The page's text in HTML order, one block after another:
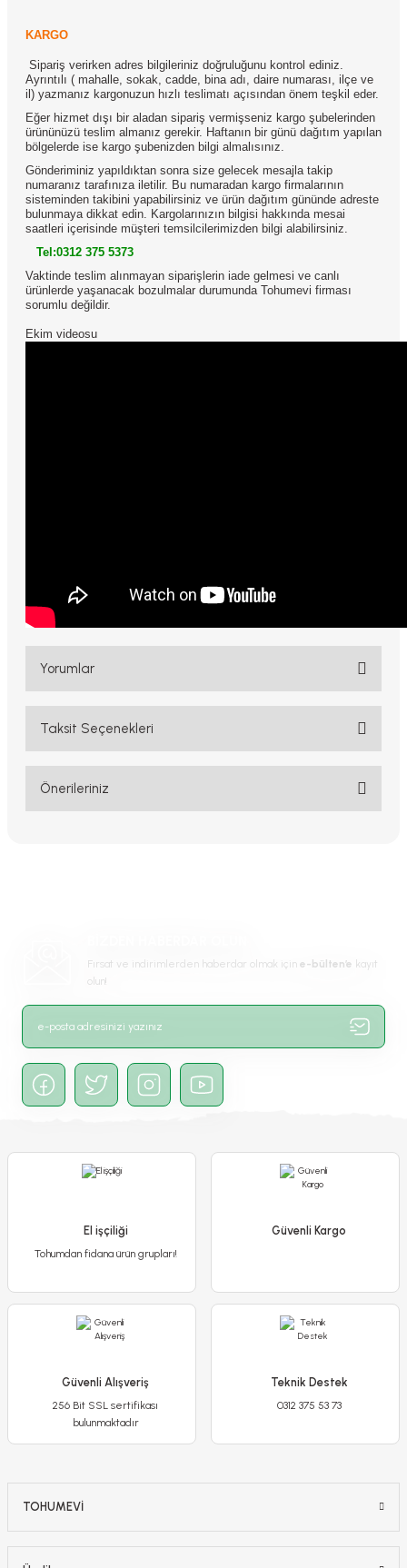
KARGO
Sipariş verirken adres bilgileriniz doğruluğunu kontrol ediniz.
Ayrıntılı ( mahalle, sokak, cadde, bina adı, daire numarası, ilçe ve
il) yazmanız kargonuzun hızlı teslimatı açısından önem teşkil eder.
Eğer hizmet dışı bir aladan sipariş vermişseniz kargo şubelerinden
ürününüzü teslim almanız gerekir. Haftanın bir günü dağıtım yapılan
bölgelerde ise kargo şubenizden bilgi almalısınız.
Gönderiminiz yapıldıktan sonra size gelecek mesajla takip
numaranız tarafınıza iletilir. Bu numaradan kargo firmalarının
sisteminden takibini yapabilirsiniz ve ürün dağıtım gününde adreste
bulunmaya dikkat edin. Kargolarınızın bilgisi hakkında mesai
saatleri içerisinde müşteri temsilcilerimizden bilgi alabilirsiniz.
Tel:0312 375 5373
Vaktinde teslim alınmayan siparişlerin iade gelmesi ve canlı
ürünlerde yaşanacak bozulmalar durumunda Tohumevi firması
sorumlu değildir.
Ekim videosu
Yorumlar
Bu ürüne ilk yorumu siz yapın!
Taksit Seçenekleri
Önerileriniz
Ürün bilgilerinde hatalar bulunuyor.
Bu ürüne benzer farklı alternatifler olmalı.
Fırsat ve indirimlerden haberdar olmak için e-bülten’e kayıt
olun!
El işçiliği
Tohumdan fidana ürün grupları!
Güvenli Kargo
Güvenli Alışveriş
256 Bit SSL sertifikası
bulunmaktadır
Teknik Destek
0312 375 53 73
TOHUMEVİ